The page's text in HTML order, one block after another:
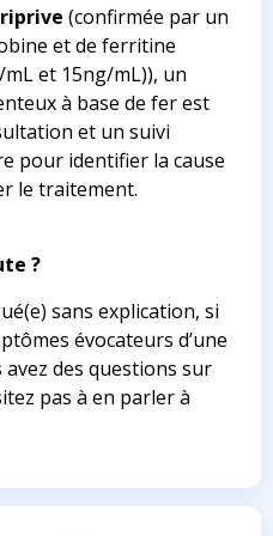
(confirmée par un
et de ferritine
et 15ng/mL)), un
à base de fer est
et un suivi
pour identifier la cause
le traitement.
?
sans explication, si
évocateurs d’une
des questions sur
pas à en parler à